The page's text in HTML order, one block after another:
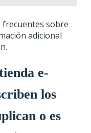
frecuentes sobre
adicional
e-
los
o es